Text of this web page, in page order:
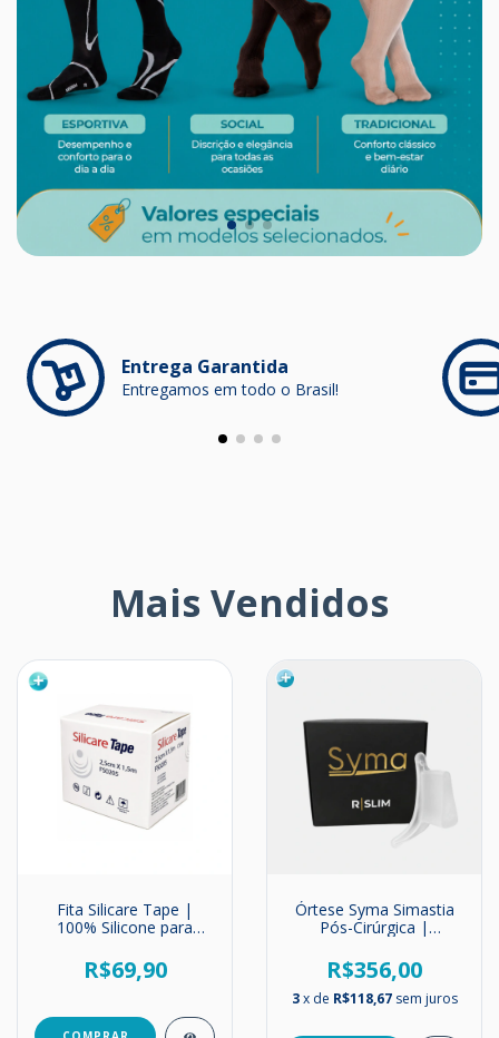
Entrega Garantida
Entregamos em todo o Brasil!
Mais Vendidos
Fita Silicare Tape |
100% Silicone para
R$69,90
Órtese Syma Simastia
Pós-Cirúrgica |
da Simastia | R Slim
R$356,00
3 x de R$118,67 sem juros